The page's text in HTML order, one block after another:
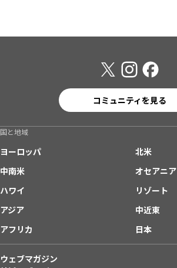
コミュニティを見る
国と地域
ヨーロッパ
北米
中南米
オセアニア
ハワイ
リゾート
アジア
中近東
アフリカ
日本
ウェブマガジン